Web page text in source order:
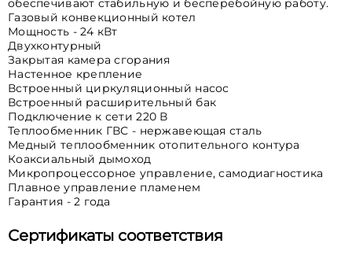
обеспечивают стабильную и бесперебойную работу.
Газовый конвекционный котел
Мощность - 24 кВт
Двухконтурный
Закрытая камера сгорания
Настенное крепление
Встроенный циркуляционный насос
Встроенный расширительный бак
Подключение к сети 220 В
Теплообменник ГВС - нержавеющая сталь
Медный теплообменник отопительного контура
Коаксиальный дымоход
Микропроцессорное управление, самодиагностика
Плавное управление пламенем
Гарантия - 2 года
Сертификаты соответствия